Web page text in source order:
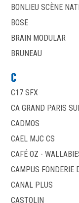
BONLIEU SCÈNE
BOSE
BRAIN MODULAR
BRUNEAU
C
C17 SFX
CA GRAND PARIS
CADMOS
CAEL MJC CS
CAFÉ OZ -
CAMPUS FONDERIE
CANAL PLUS
CASTOLIN